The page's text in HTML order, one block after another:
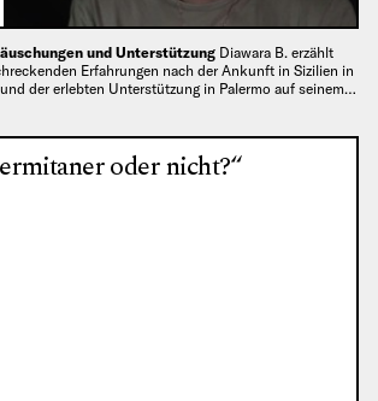
und Unterstützung Diawara B. erzählt
Erfahrungen nach der Ankunft in Sizilien in
der erlebten Unterstützung in Palermo auf seinem…
oder nicht?“